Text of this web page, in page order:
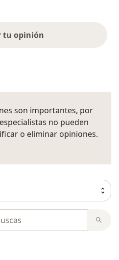
tu opinión
son importantes, por
no pueden
o eliminar opiniones.